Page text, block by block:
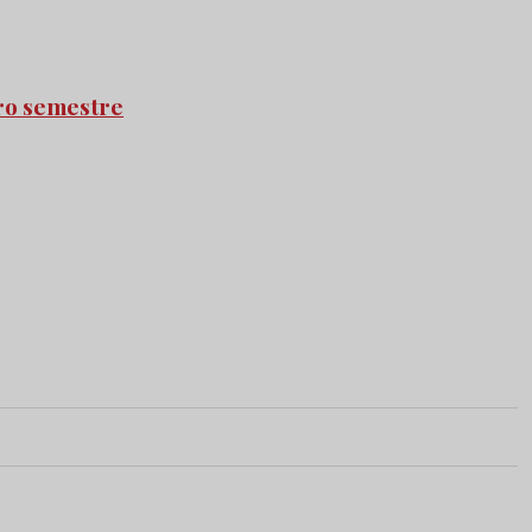
semestre